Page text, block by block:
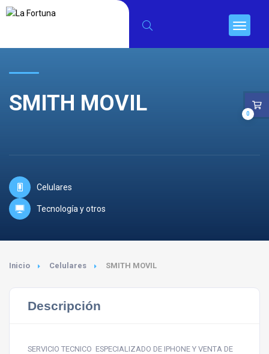
SMITH MOVIL
Celulares
Tecnología y otros
Inicio Celulares SMITH MOVIL
Descripción
SERVICIO TECNICO ESPECIALIZADO DE IPHONE Y VENTA DE
0